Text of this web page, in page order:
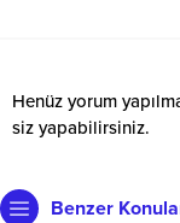
Henüz yorum
siz yapabilirsiniz.
Benzer